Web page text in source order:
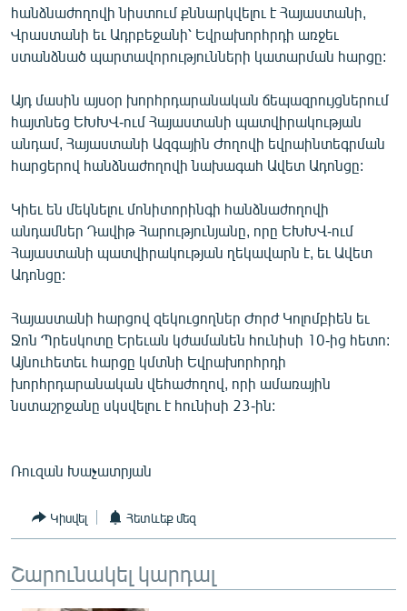
ՄՇԱԿՈՒՅԹ
ՍՊՈՐՏ
ՏՏ ԵՒ ԻՆՏԵՐՆԵՏ
ԿՈՐՈՆԱՎԻՐՈՒՍ
ՏԵՍԱՆՅՈՒԹԵՐ
ԲԱՆԱՎԵՃ
ՁԳՏԵԼՈՎ ԼԱՎԱԳՈՒՅՆԻՆ
ՓՈԴՔԱՍԹ
Հայերեն
English
ՀԵՏԵՎԵՔ ՄԵԶ
հանձնաժողովի նիստում քննարկվելու է Հայաստանի,
Վրաստանի եւ Ադրբեջանի՝ Եվրախորհրդի առջեւ
ստանձնած պարտավորությունների կատարման հարցը:
Այդ մասին այսօր խորհրդարանական ճեպազրույցներում
հայտնեց ԵԽԽՎ-ում Հայաստանի պատվիրակության
անդամ, Հայաստանի Ազգային Ժողովի եվրաինտեգրման
հարցերով հանձնաժողովի նախագահ Ավետ Ադոնցը:
Կիեւ են մեկնելու մոնիտորինգի հանձնաժողովի
անդամներ Դավիթ Հարությունյանը, որը ԵԽԽՎ-ում
Հայաստանի պատվիրակության ղեկավարն է, եւ Ավետ
Ադոնցը:
Հայաստանի հարցով զեկուցողներ Ժորժ Կոլոմբիեն եւ
Ջոն Պրեսկոտը Երեւան կժամանեն հունիսի 10-ից հետո:
Այնուհետեւ հարցը կմտնի Եվրախորհրդի
խորհրդարանական վեհաժողով, որի ամառային
նստաշրջանը սկսվելու է հունիսի 23-ին:
Ռուզան Խաչատրյան
Կիսվել Հետևեք մեզ
Շարունակել կարդալ